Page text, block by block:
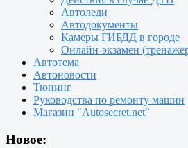
Автоледи
Автодокументы
Камеры ГИБДД в городе
Онлайн-экзамен
Автотема
Автоновости
Тюнинг
Руководства по ремонту машин
Магазин "Autosecret.net"
Новое: